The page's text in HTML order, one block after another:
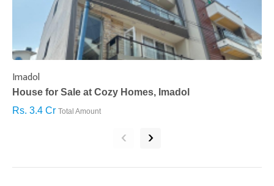
Imadol
House for Sale at Cozy Homes, Imadol
Rs. 3.4 Cr Total Amount
‹ ›